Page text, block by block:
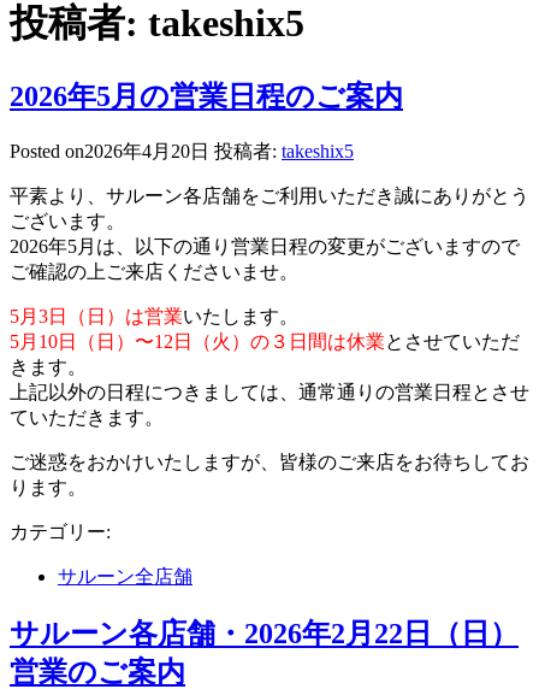
投稿者: takeshix5
2026年5月の営業日程のご案内
Posted on2026年4月20日 投稿者: takeshix5
平素より、サルーン各店舗をご利用いただき誠にありがとう
ございます。
2026年5月は、以下の通り営業日程の変更がございますので
ご確認の上ご来店くださいませ。
5月3日（日）は営業いたします。
5月10日（日）〜12日（火）の３日間は休業とさせていただ
きます。
上記以外の日程につきましては、通常通りの営業日程とさせ
ていただきます。
ご迷惑をおかけいたしますが、皆様のご来店をお待ちしてお
ります。
カテゴリー:
サルーン全店舗
サルーン各店舗・2026年2月22日（日）
営業のご案内